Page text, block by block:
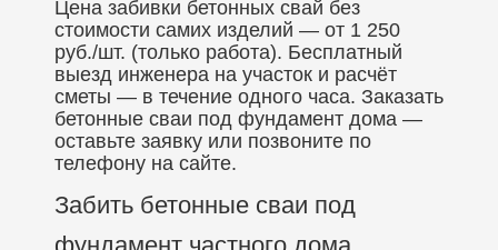
Цена забивки бетонных свай без
стоимости самих изделий — от 1 250
руб./шт. (только работа). Бесплатный
выезд инженера на участок и расчёт
сметы — в течение одного часа. Заказать
бетонные сваи под фундамент дома —
оставьте заявку или позвоните по
телефону на сайте.
Забить бетонные сваи под